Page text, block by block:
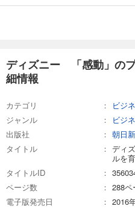
ディズニー 「感動」の
細情報
カテゴリ
ビジ
ジャンル
ビジ
出版社
朝日
タイトル
ディ
ルを
タイトルID
ページ数
288ペ
電子版発売日
2016